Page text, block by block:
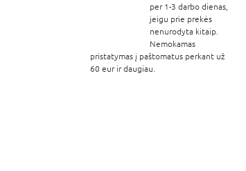
per 1-3 darbo dienas,
jeigu prie prekės
nenurodyta kitaip.
Nemokamas
pristatymas į paštomatus perkant už
60 eur ir daugiau.